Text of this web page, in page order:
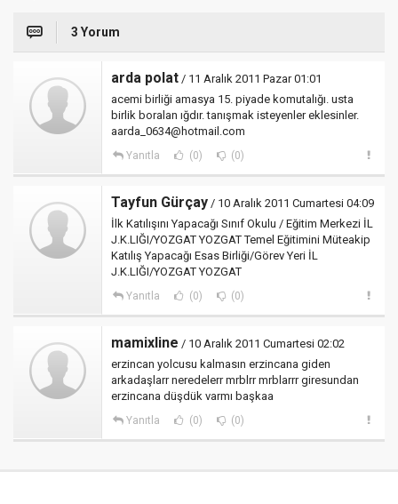
3 Yorum
arda polat / 11 Aralık 2011 Pazar 01:01
acemi birliği amasya 15. piyade komutalığı. usta
birlik boralan ığdır. tanışmak isteyenler eklesinler.
aarda_0634@hotmail.com
Yanıtla (0) (0)
Tayfun Gürçay / 10 Aralık 2011 Cumartesi 04:09
İlk Katılışını Yapacağı Sınıf Okulu / Eğitim Merkezi İL
J.K.LIĞI/YOZGAT YOZGAT Temel Eğitimini Müteakip
Katılış Yapacağı Esas Birliği/Görev Yeri İL
J.K.LIĞI/YOZGAT YOZGAT
Yanıtla (0) (0)
mamixline / 10 Aralık 2011 Cumartesi 02:02
erzincan yolcusu kalmasın erzincana giden
arkadaşlarr neredelerr mrblrr mrblarrr giresundan
erzincana düşdük varmı başkaa
Yanıtla (0) (0)